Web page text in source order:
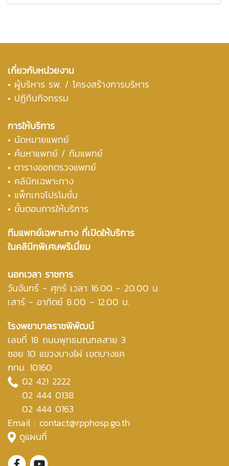
เกี่ยวกับหน่วยงาน
• ผู้บริหาร รพ. / โครงสร้างการบริหาร
• ปฏิทินกิจกรรม
การให้บริการ
• นัดหมายแพทย์
• ค้นหาแพทย์ / ทีมแพทย์
• ตารางออกตรวจแพทย์
• คลินิกเฉพาะทาง
• แพ็กเกจโปรโมชั่น
• ขั้นตอนการให้บริการ
ทีมแพทย์เฉพาะทาง ที่เปิดให้บริการ
ในคลินิกพิเศษพรีเมี่ยม
นอกเวลา ราชการ
วันจันทร์ - ศุกร์ เวลา 16.00 - 20.00 น
เสาร์ - อาทิตย์ 8.00 - 12.00 น.
โรงพยาบาลราชพิพัฒน์
เลขที่ 18 ถนนพุทธมณฑลสาย 3
ซอย 10 แขวงบางไผ่ เขตบางแค
กทม. 10160
02 421 2222
02 444 0138
02 444 0163
Email : contact@rpphosp.go.th
ดูแผนที่